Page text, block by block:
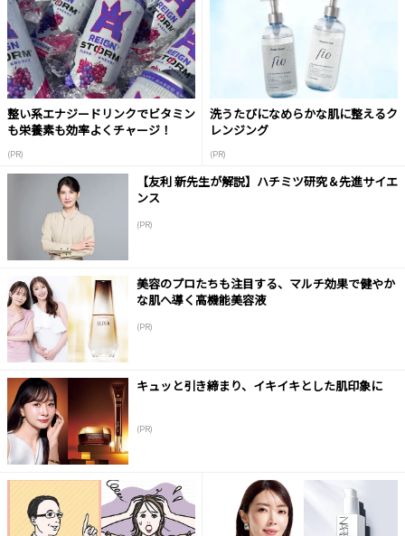
整い系エナジードリンクでビタミン
も栄養素も効率よくチャージ！
(PR)
洗うたびになめらかな肌に整えるク
レンジング
(PR)
【友利 新先生が解説】ハチミツ研究＆先進サイエ
ンス
(PR)
美容のプロたちも注目する、マルチ効果で健やか
な肌へ導く高機能美容液
(PR)
キュッと引き締まり、イキイキとした肌印象に
(PR)